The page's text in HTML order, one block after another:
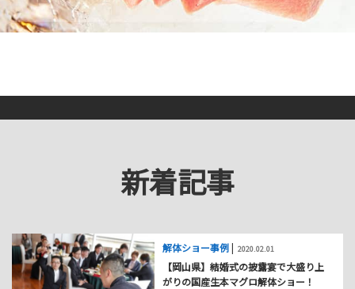
新着記事
解体ショー事例| 2020.02.01
【岡山県】結婚式の披露宴で大盛り上
がりの国産生本マグロ解体ショー！